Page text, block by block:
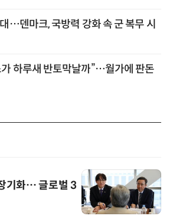
…덴마크, 국방력 강화 속 군 복무 시
가 하루새 반토막날까”…월가에 판돈
기화… 글로벌 3